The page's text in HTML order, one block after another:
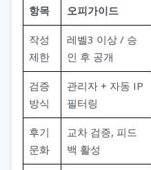
항목 오피가이드
작성
제한
레벨3 이상 / 승
인 후 공개
검증
방식
관리자 + 자동 IP
필터링
후기
문화
교차 검증, 피드
백 활성